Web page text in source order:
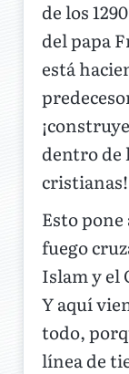
de los
del papa
está
dentro de
cristianas!
Esto
fuego
Islam y el
Y aquí
todo,
línea de